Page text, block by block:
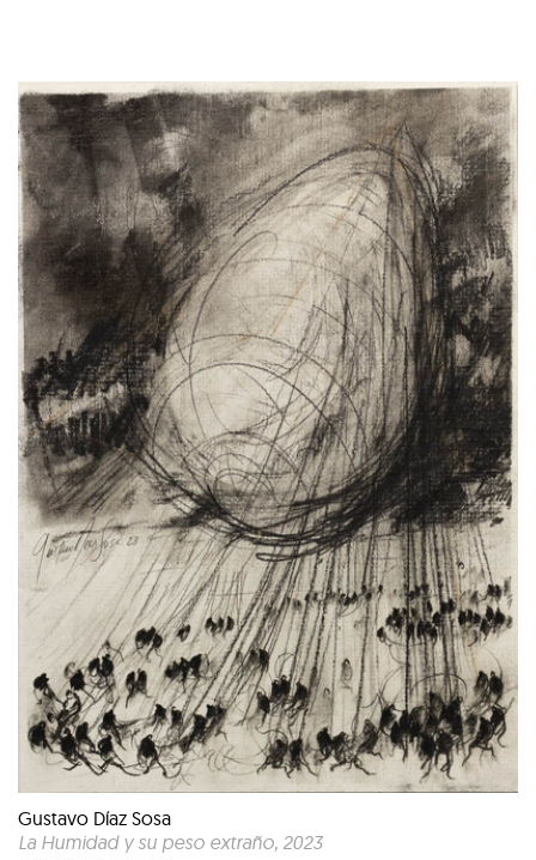
Gustavo Díaz Sosa
La Humidad y su peso extraño, 2023